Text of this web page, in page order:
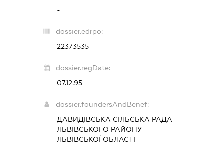
-
dossier.edrpo:
22373535
dossier.regDate:
07.12.95
dossier.foundersAndBenef:
ДАВИДІВСЬКА СІЛЬСЬКА РАДА
ЛЬВІВСЬКОГО РАЙОНУ
ЛЬВІВСЬКОЇ ОБЛАСТІ